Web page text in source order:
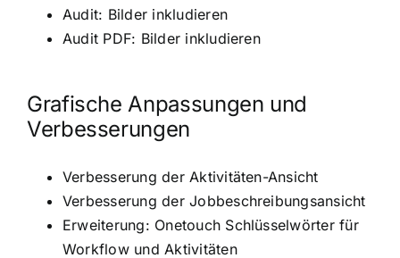
Audit: Bilder inkludieren
Audit PDF: Bilder inkludieren
Grafische Anpassungen und
Verbesserungen
Verbesserung der Aktivitäten-Ansicht
Verbesserung der Jobbeschreibungsansicht
Erweiterung: Onetouch Schlüsselwörter für
Workflow und Aktivitäten